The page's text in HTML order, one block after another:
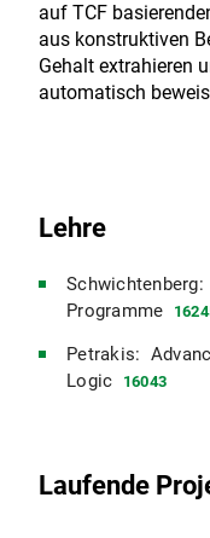
auf TCF
aus konstruktiven
Gehalt extrahieren
automatisch
Lehre
Programme
Petrakis:
Logic
16043
Laufende